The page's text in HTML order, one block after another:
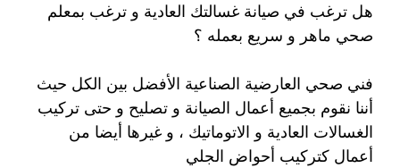
هل ترغب في صيانة غسالتك العادية و ترغب بمعلم
صحي ماهر و سريع بعمله ؟
فني صحي العارضية الصناعية الأفضل بين الكل حيث
أننا نقوم بجميع أعمال الصيانة و تصليح و حتى تركيب
الغسالات العادية و الاتوماتيك ، و غيرها أيضا من
أعمال كتركيب أحواض الجلي